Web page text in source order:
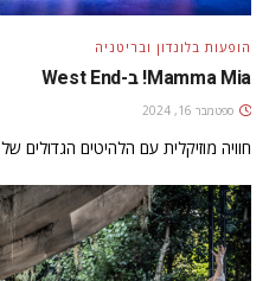
הופעות בלונדון ובריטניה
Mamma Mia! ב-West End
ספטמבר 16, 2024
חוויה מוזיקלית עם הלהיטים הגדולים של ABBA